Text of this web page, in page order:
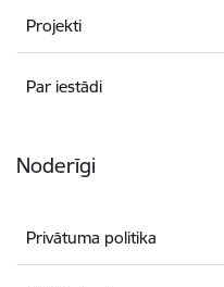
Projekti
Par iestādi
Noderīgi
Privātuma politika